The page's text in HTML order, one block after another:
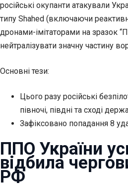
російські окупанти атакували
типу Shahed (включаючи
дронами-імітаторами на зразок
нейтралізувати значну частину
Основні тези:
Цього разу російські
півночі, півдні та сході
Зафіксовано попадання 8
ППО України
відбила
РФ